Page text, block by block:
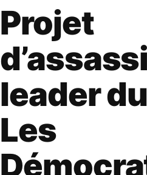
Projet
leader
Les